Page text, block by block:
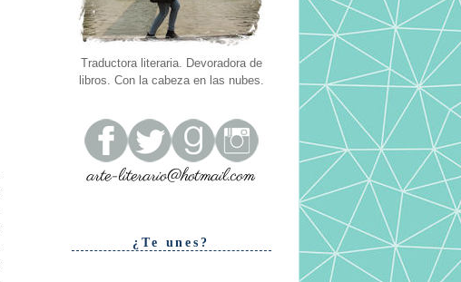
Traductora literaria. Devoradora de
libros. Con la cabeza en las nubes.
¿Te unes?